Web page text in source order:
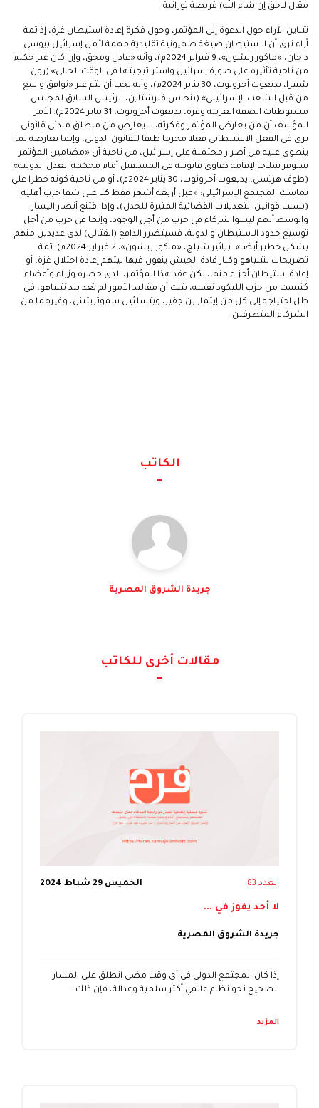
مقال لاحق إن شاء الله) فريضة توراتية.
تتباين الآراء حول الدعوة إلى المؤتمر، وحول فكرة إعادة استيطان غزة، إذ ثمة
آراء ترى أن الاستيطان صيغة صهيونية تقليدية مهمة لأمن إسرائيل (يوسى
داجان، «ماكور ريشون»، 9 فبراير 2024م)، وأنه «عادل ومحق، وإن كان غير حكيم
من ناحية تأثيره على صورة إسرائيل واستراتيجيتها فى الوقت الحالى» (رون
شبيرا، يديعوت أحرونوت، 30 يناير 2024م)، وأنه يجب أن يتم عبر «توافق واسع
من قبل الشعب الإسرائيلى» (بنحاس فلرشتاين، الرئيس السابق لمجلس
مستوطنات الضفة الغربية وغزة، يديعوت أحرونوت، 31 يناير 2024م). الأمر
المؤسف أن من يعارض المؤتمر وفكرته، لا يعارض من منطلق مبدئى قانونى
يرى فى الفعل الاستيطانى فعلا مجرما طبقا للقانون الدولى، وإنما يعارضه لما
ينطوى عليه من أضرار محتملة على إسرائيل، من ناحية أن «مضامين المؤتمر
ستوفر سلاحا لإقامة دعاوى قانونية فى المستقبل أمام محكمة العدل الدولية»
(طوف هرتسل، يديعوت أحرونوت، 30 يناير 2024م)، أو من ناحية كونه خطرا على
تماسك المجتمع الإسرائيلى: «قبل أربعة أشهر فقط كنا على شفا حرب أهلية
(بسبب قوانين التعديلات القضائية المثيرة للجدل)، وإذا اقتنع أنصار اليسار
والوسط أنهم ليسوا شركاء فى حرب من أجل الوجود، وإنما فى حرب من أجل
توسيع حدود الاستيطان والدولة، فسيتضرر الدافع (القتالى) لدى عديدين منهم
بشكل خطير أيضا»، (يائير شيلج، «ماكور ريشون»، 2 فبراير 2024م). ثمة
تصريحات لنتنياهو وكبار قادة الجيش ينفون فيها نيتهم إعادة احتلال غزة، أو
إعادة استيطان أجزاء منها، لكن عقد هذا المؤتمر، الذى حضره وزراء وأعضاء
كنيست من حزب الليكود نفسه، يثبت أن مقاليد الأمور لم تعد بيد نتنياهو، فى
ظل احتياجه إلى كل من إيتمار بن جفير، وبتسلئيل سموتريتش، وغيرهما من
الشركاء المتطرفين.
الكاتب
جريدة الشروق المصرية
مقالات أخرى للكاتب
العدد 83 الخميس 29 شباط 2024
لا أحد يفوز في ...
جريدة الشروق المصرية
إذا كان المجتمع الدولي في أي وقت مضى انطلق على المسار
الصحيح نحو نظام عالمي أكثر سلمية وعدالة، فإن ذلك…
المزيد